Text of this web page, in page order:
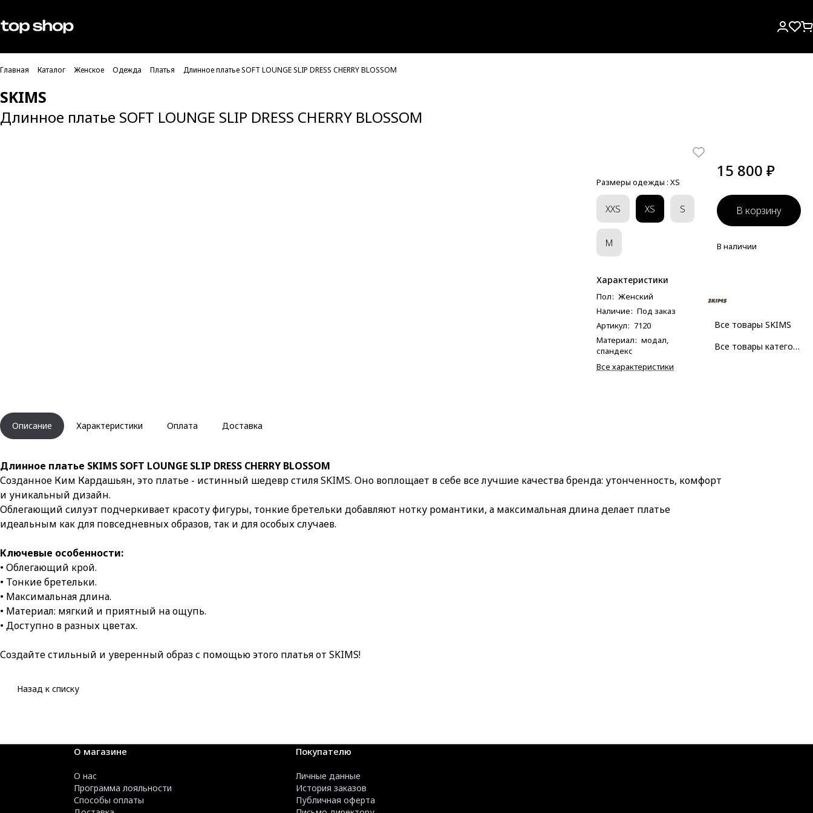
Проверка хлебных крошек
Главная Каталог Женское Одежда Платья Длинное платье SOFT LOUNGE SLIP DRESS CHERRY BLOSSOM
SKIMS
Длинное платье SOFT LOUNGE SLIP DRESS CHERRY BLOSSOM
Размеры одежды : XS
XXS XS S
M
Характеристики
Пол: Женский
Наличие: Под заказ
Артикул: 7120
Материал: модал,
спандекс
Все характеристики
15 800 ₽
В корзину
В наличии
Все товары SKIMS
Все товары категории
Описание Характеристики Оплата Доставка
Длинное платье SKIMS SOFT LOUNGE SLIP DRESS CHERRY BLOSSOM
Созданное Ким Кардашьян, это платье - истинный шедевр стиля SKIMS. Оно воплощает в себе все лучшие качества бренда: утонченность, комфорт
и уникальный дизайн.
Облегающий силуэт подчеркивает красоту фигуры, тонкие бретельки добавляют нотку романтики, а максимальная длина делает платье
идеальным как для повседневных образов, так и для особых случаев.
Ключевые особенности:
• Облегающий крой.
• Тонкие бретельки.
• Максимальная длина.
• Материал: мягкий и приятный на ощупь.
• Доступно в разных цветах.
Создайте стильный и уверенный образ с помощью этого платья от SKIMS!
Назад к списку
О магазине
О нас
Программа лояльности
Способы оплаты
Покупателю
Личные данные
История заказов
Публичная оферта